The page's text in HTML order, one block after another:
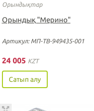
Орындықтар
Орындық "Мерино"
Артикул: МП-ТВ-949435-001
24 005 KZT
Сатып алу